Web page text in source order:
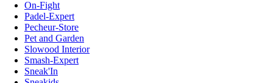
On-Fight
Padel-Expert
Pecheur-Store
Pet and Garden
Slowood Interior
Smash-Expert
Sneak'In